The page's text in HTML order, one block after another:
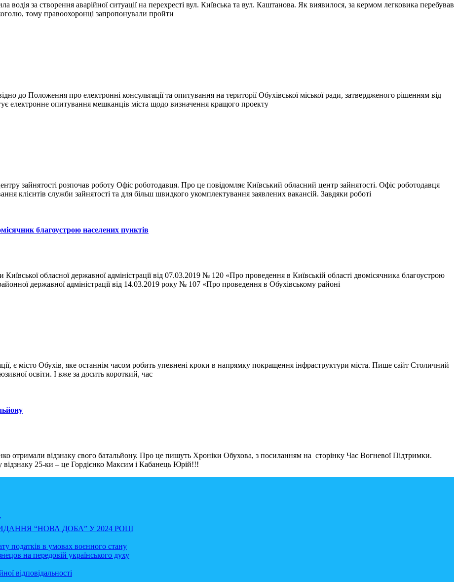
водія за створення аварійної ситуації на перехресті вул. Київська та вул. Каштанова. Як виявилося, за кермом легковика перебував
тому правоохоронці запропонували пройти
до Положення про електронні консультації та опитування на території Обухівської міської ради, затвердженого рішенням від
електронне опитування мешканців міста щодо визначення кращого проекту
зайнятості розпочав роботу Офіс роботодавця. Про це повідомляє Київський обласний центр зайнятості. Офіс роботодавця
клієнтів служби зайнятості та для більш швидкого укомплектування заявлених вакансій. Завдяки роботі
благоустрою населених пунктів
обласної державної адміністрації від 07.03.2019 № 120 «Про проведення в Київській області двомісячника благоустрою
державної адміністрації від 14.03.2019 року № 107 «Про проведення в Обухівському районі
є місто Обухів, яке останнім часом робить упевнені кроки в напрямку покращення інфраструктури міста. Пише сайт Столичний
освіти. І вже за досить короткий, час
отримали відзнаку свого батальйону. Про це пишуть Хроніки Обухова, з посиланням на сторінку Час Вогневої Підтримки.
25-ки – це Гордієнко Максим і Кабанець Юрій!!!
“НОВА ДОБА” У 2024 РОЦІ
податків в умовах воєнного стану
на передовій українського духу
відповідальності